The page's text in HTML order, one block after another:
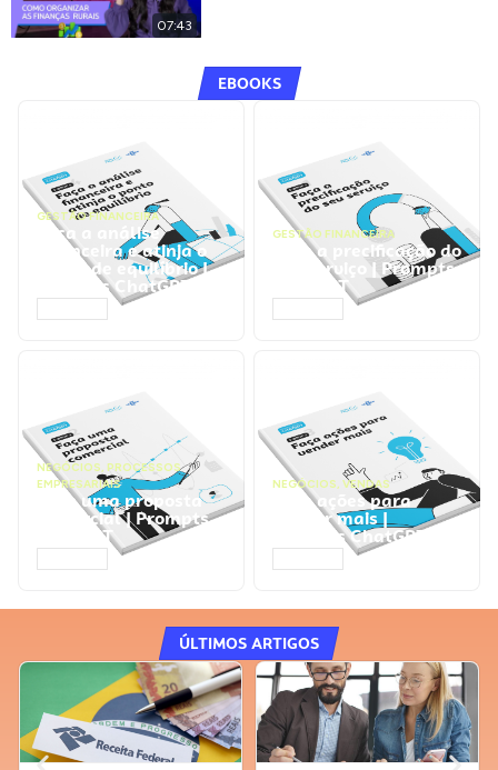
07:43
EBOOKS
GESTÃO FINANCEIRA
Faça a análise
financeira e atinja o
ponto de equilíbrio |
Prompts ChatGPT
GESTÃO FINANCEIRA
Faça a precificação do
seu serviço | Prompts
ChatGPT
NEGÓCIOS, PROCESSOS
EMPRESARIAIS
Faça uma proposta
comercial | Prompts
ChatGPT
NEGÓCIOS, VENDAS
Faça ações para
vender mais |
Prompts ChatGPT
ÚLTIMOS ARTIGOS